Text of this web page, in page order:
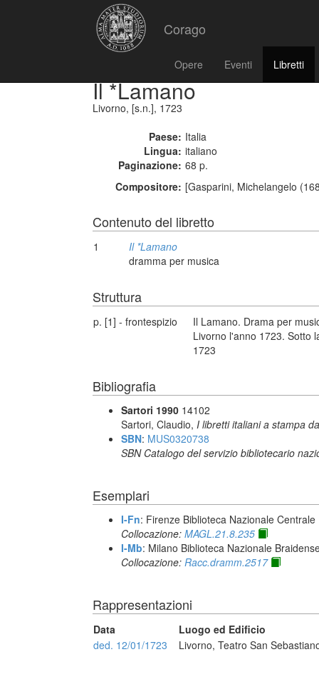
Corago
Opere Eventi Libretti
Il *Lamano
Livorno, [s.n.], 1723
Paese: Italia
Lingua: italiano
Paginazione: 68 p.
Compositore: [Gasparini, Michelangelo
Contenuto del libretto
1
Il *Lamano
dramma per musica
Struttura
p. [1] - frontespizio
Il Lamano. Drama per
Livorno l'anno 1723. Sotto
1723
Bibliografia
Sartori 1990 14102
Sartori, Claudio, I libretti italiani a stampa
SBN: MUS0320738
SBN Catalogo del servizio bibliotecario
Esemplari
I-Fn: Firenze Biblioteca Nazionale Centrale
Collocazione: MAGL.21.8.235
I-Mb: Milano Biblioteca Nazionale
Collocazione: Racc.dramm.2517
Rappresentazioni
Data
Luogo ed Edificio
ded. 12/01/1723
Livorno, Teatro San